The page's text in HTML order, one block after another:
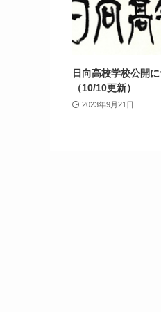
日向高校学校公開
（10/10更新）
2023年9月21日